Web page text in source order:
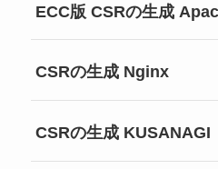
ECC版 CSRの生成
CSRの生成 Nginx
CSRの生成 KUSANAGI